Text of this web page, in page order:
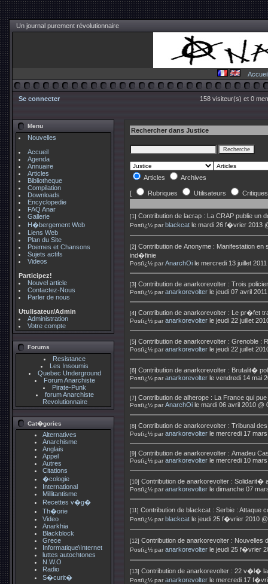
Un journal purement révolutionnaire
Accueil
Se connecter 158 visiteur(s) et 0
Menu
Nouvelles
Accueil
Agenda
Annuaire
Articles
Bibliotheque
Compilation
Downloads
Encyclopedie
FAQ Anar
Gallerie
H�bergement Web
Liens Web
Plan du Site
Poemes et Chansons
Sujets actifs
Videos
Participez!
Nouvel article
Contactez-Nous
Parler de nous
Utulisateur/Admin
Administration
Votre compte
Forums
Resistance
Les Insoumis
Quebec Underground
Forum Anarchiste
Pirate-Punk
forum Anarchiste
Revolutionnaire
Cat�gories
Alternatives
Anarchisme
Anglais
Appel
Autres
Citations
�cologie
International
Millitantisme
Recettes v�g�
Th�orie
Video
Anarkhia
Blackblock
Grece
Informatique\Internet
luttes autochtones
N.W.O
Radio
S�curit�
Rechercher dans Justice
Articles Archives
[ Rubriques Utilisateurs
[1] Contribution de lacrap : La CRAP publie un
Postï¿½ par blackcat le mardi 26 f�vrier 2013
[2] Contribution de Anonyme : Manifestation
ind�finie
Postï¿½ par AnarchOi le mercredi 13 juillet
[3] Contribution de anarkorevolter : Trois
Postï¿½ par anarkorevolter le jeudi 07 avril
[4] Contribution de anarkorevolter : Le pr�fet
Postï¿½ par anarkorevolter le jeudi 22 juillet
[5] Contribution de anarkorevolter : Grenoble :
Postï¿½ par anarkorevolter le jeudi 22 juillet
[6] Contribution de anarkorevolter : Brutalit�
Postï¿½ par anarkorevolter le vendredi 14 mai
[7] Contribution de alherope : La France qui pue
Postï¿½ par AnarchOi le mardi 06 avril 2010 @
[8] Contribution de anarkorevolter : Tribunal
Postï¿½ par anarkorevolter le mercredi 17
[9] Contribution de anarkorevolter : Amadeu
Postï¿½ par anarkorevolter le mercredi 10
[10] Contribution de anarkorevolter : Solidarit�
Postï¿½ par anarkorevolter le dimanche 07
[11] Contribution de blackcat : Serbie : Attaque
Postï¿½ par blackcat le jeudi 25 f�vrier 2010
[12] Contribution de anarkorevolter : Nouvelles
Postï¿½ par anarkorevolter le jeudi 25 f�vrier
[13] Contribution de anarkorevolter : 22 v�l� la
Postï¿½ par anarkorevolter le mercredi 17